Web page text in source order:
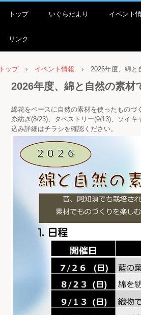
トップ いぐらだより イベント
リンク
トップ › イベント情報 › 2026年度、綿と
2026年度、綿と自然の素材
綿花をベースに自然の素材を使ったものづ
糸紡ぎ(8/23)、タペストリー(9/13)、ソイ
込み詳細はチラシを確認ください。